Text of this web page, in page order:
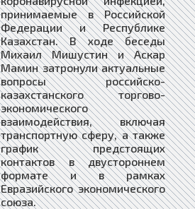
принимаемые в Российской
Федерации и Республике
Казахстан. В ходе беседы
Михаил Мишустин и Аскар
Мамин затронули актуальные
вопросы российско-
казахстанского торгово-
экономического
взаимодействия, включая
транспортную сферу, а также
график предстоящих
контактов в двустороннем
формате и в рамках
Евразийского экономического
союза.